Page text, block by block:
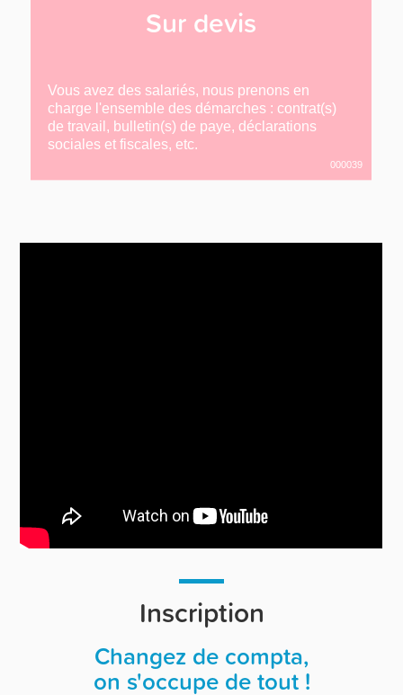
Sur devis
Vous avez des salariés, nous prenons en
charge l'ensemble des démarches : contrat(s)
de travail, bulletin(s) de paye, déclarations
sociales et fiscales, etc.
000039
Inscription
Changez de compta,
on s'occupe de tout !